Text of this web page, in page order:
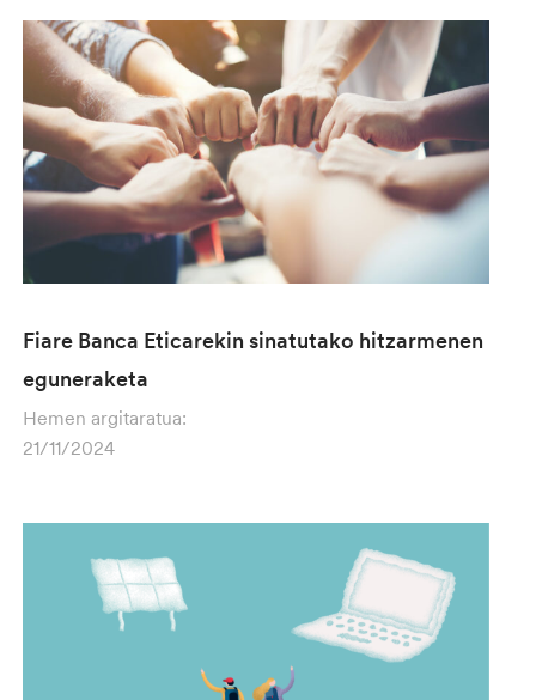
Fiare Banca Eticarekin sinatutako hitzarmenen
eguneraketa
Hemen argitaratua:
21/11/2024